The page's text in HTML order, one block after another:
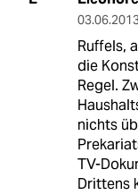
03.06.2013
Ruffels,
die
Regel.
nichts
TV-
Drittens